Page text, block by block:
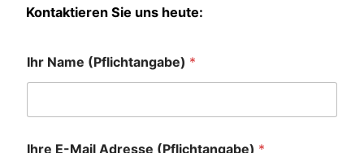
Kontaktieren Sie uns heute:
Ihr Name (Pflichtangabe) *
Ihre E-Mail Adresse (Pflichtangabe) *